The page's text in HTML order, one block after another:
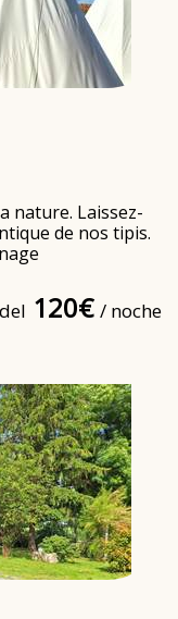
nature. Laissez-
de nos tipis.
del 120€ / noche